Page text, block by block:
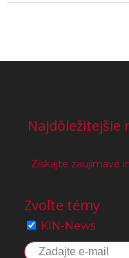
Najdôležitejšie
Získajte zaujímavé
Zvoľte témy
KIN-News